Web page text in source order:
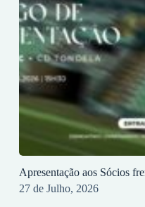
Apresentação aos Sócios
27 de Julho, 2026